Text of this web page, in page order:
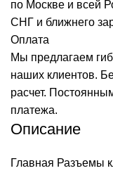
по Москве и всей
СНГ и ближнего
Оплата
Мы предлагаем
наших клиентов.
расчет.
платежа.
Описание
Главная Разъемы